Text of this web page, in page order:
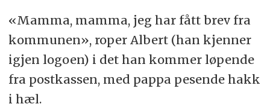
«Mamma, mamma, jeg har fått brev fra
kommunen», roper Albert (han kjenner
igjen logoen) i det han kommer løpende
fra postkassen, med pappa pesende hakk
i hæl.